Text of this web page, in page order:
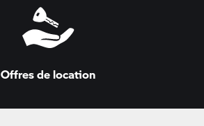
Offres de location